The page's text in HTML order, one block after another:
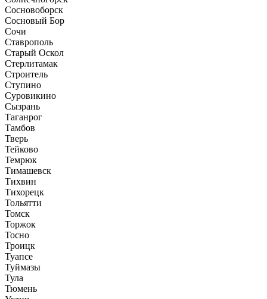
Сосновоборск
Сосновый Бор
Сочи
Ставрополь
Старый Оскол
Стерлитамак
Строитель
Ступино
Суровикино
Сызрань
Таганрог
Тамбов
Тверь
Тейково
Темрюк
Тимашевск
Тихвин
Тихорецк
Тольятти
Томск
Торжок
Тосно
Троицк
Туапсе
Туймазы
Тула
Тюмень